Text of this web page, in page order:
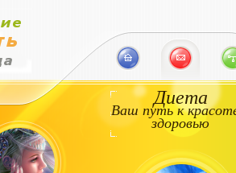
Диета
Ваш путь к
здоровью